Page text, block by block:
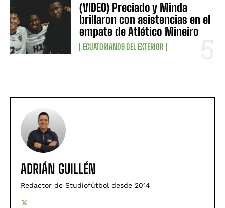
(VIDEO) Preciado y Minda
brillaron con asistencias en el
empate de Atlético Mineiro
ECUATORIANOS DEL EXTERIOR
ADRIÁN GUILLÉN
Redactor de Studiofútbol desde 2014